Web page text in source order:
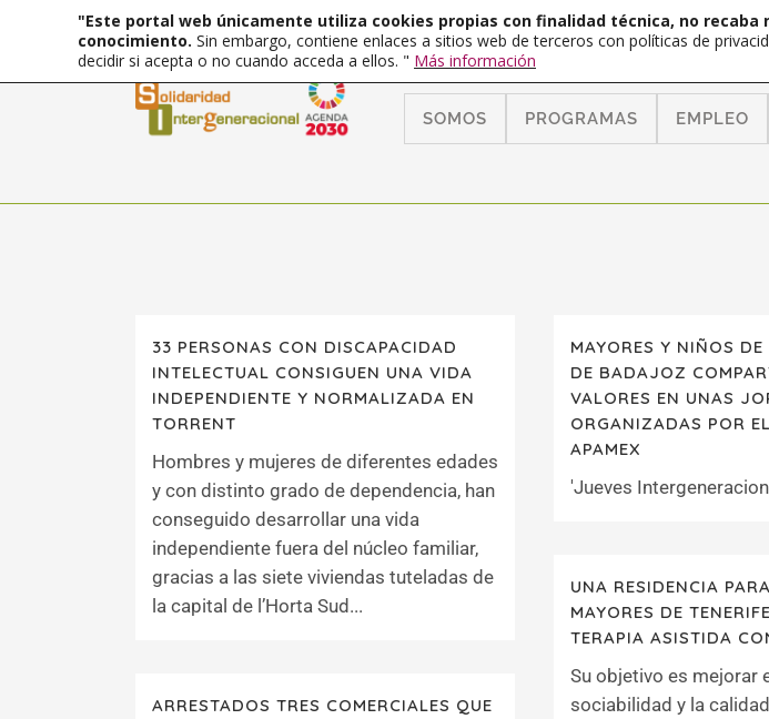
SOMOS PROGRAMAS EMPLEO
33 PERSONAS CON DISCAPACIDAD
INTELECTUAL CONSIGUEN UNA VIDA
INDEPENDIENTE Y NORMALIZADA EN
TORRENT
Hombres y mujeres de diferentes edades
y con distinto grado de dependencia, han
conseguido desarrollar una vida
independiente fuera del núcleo familiar,
gracias a las siete viviendas tuteladas de
la capital de l’Horta Sud...
MAYORES Y NIÑOS
DE BADAJOZ
VALORES EN UNAS
ORGANIZADAS POR
APAMEX
'Jueves
UNA RESIDENCIA
MAYORES DE
TERAPIA ASISTIDA
Su objetivo es mejorar
sociabilidad y la
ARRESTADOS TRES COMERCIALES QUE
"Este portal web únicamente utiliza cookies propias con finalidad técnica, no
conocimiento. Sin embargo, contiene enlaces a sitios web de terceros con políticas de
decidir si acepta o no cuando acceda a ellos. " Más información